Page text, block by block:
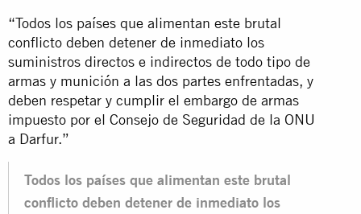
“Todos los países que alimentan este brutal
conflicto deben detener de inmediato los
suministros directos e indirectos de todo tipo de
armas y munición a las dos partes enfrentadas, y
deben respetar y cumplir el embargo de armas
impuesto por el Consejo de Seguridad de la ONU
a Darfur.”
Todos los países que alimentan este brutal
conflicto deben detener de inmediato los